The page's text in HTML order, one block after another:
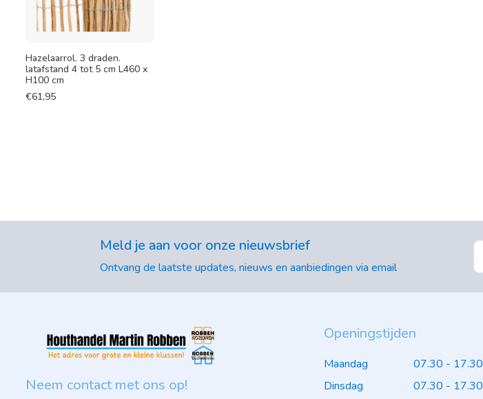
Hazelaarrol. 3 draden.
latafstand 4 tot 5 cm L460 x
H100 cm
€61,95
Meld je aan voor onze nieuwsbrief
Ontvang de laatste updates, nieuws en aanbiedingen via email
Neem contact met ons op!
Openingstijden
Maandag
07.30 - 17.30
Dinsdag
07.30 - 17.30